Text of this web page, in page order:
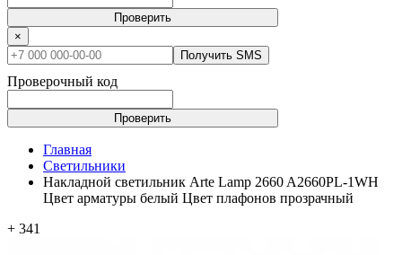
Проверить
×
Получить SMS
Проверочный код
Проверить
Главная
Светильники
Накладной светильник Arte Lamp 2660 A2660PL-1WH
Цвет арматуры белый Цвет плафонов прозрачный
+ 341